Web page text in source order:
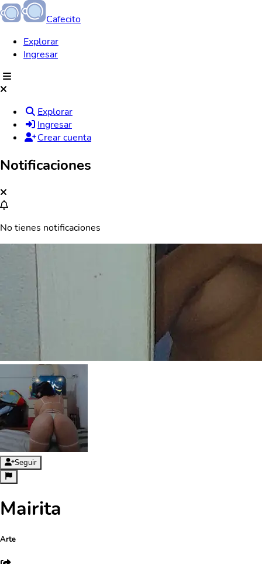
Cafecito
Explorar
Ingresar
Explorar
Ingresar
Crear cuenta
Notificaciones
No tienes notificaciones
Seguir
Mairita
Arte